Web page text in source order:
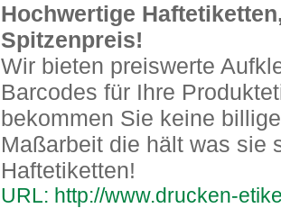
Hochwertige
Spitzenpreis!
Wir bieten preiswerte
Barcodes für Ihre
bekommen Sie keine
Maßarbeit die hält was sie
Haftetiketten!
URL: http://www.drucken-